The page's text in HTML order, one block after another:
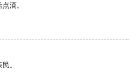
滴。
。